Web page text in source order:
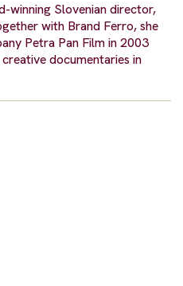
winning Slovenian director,
with Brand Ferro, she
Petra Pan Film in 2003
documentaries in